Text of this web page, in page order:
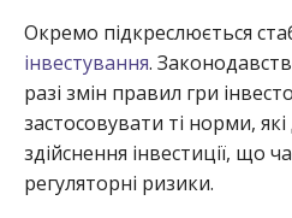
Окремо підкреслюється
інвестування.
разі змін правил гри
застосовувати ті норми,
здійснення інвестиції, що
регуляторні ризики.